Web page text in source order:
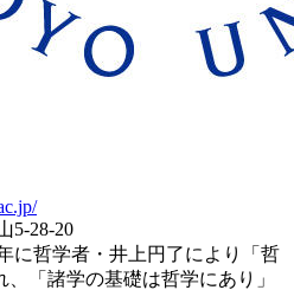
5-28-20
に哲学者・井上円了により「哲
「諸学の基礎は哲学にあり」